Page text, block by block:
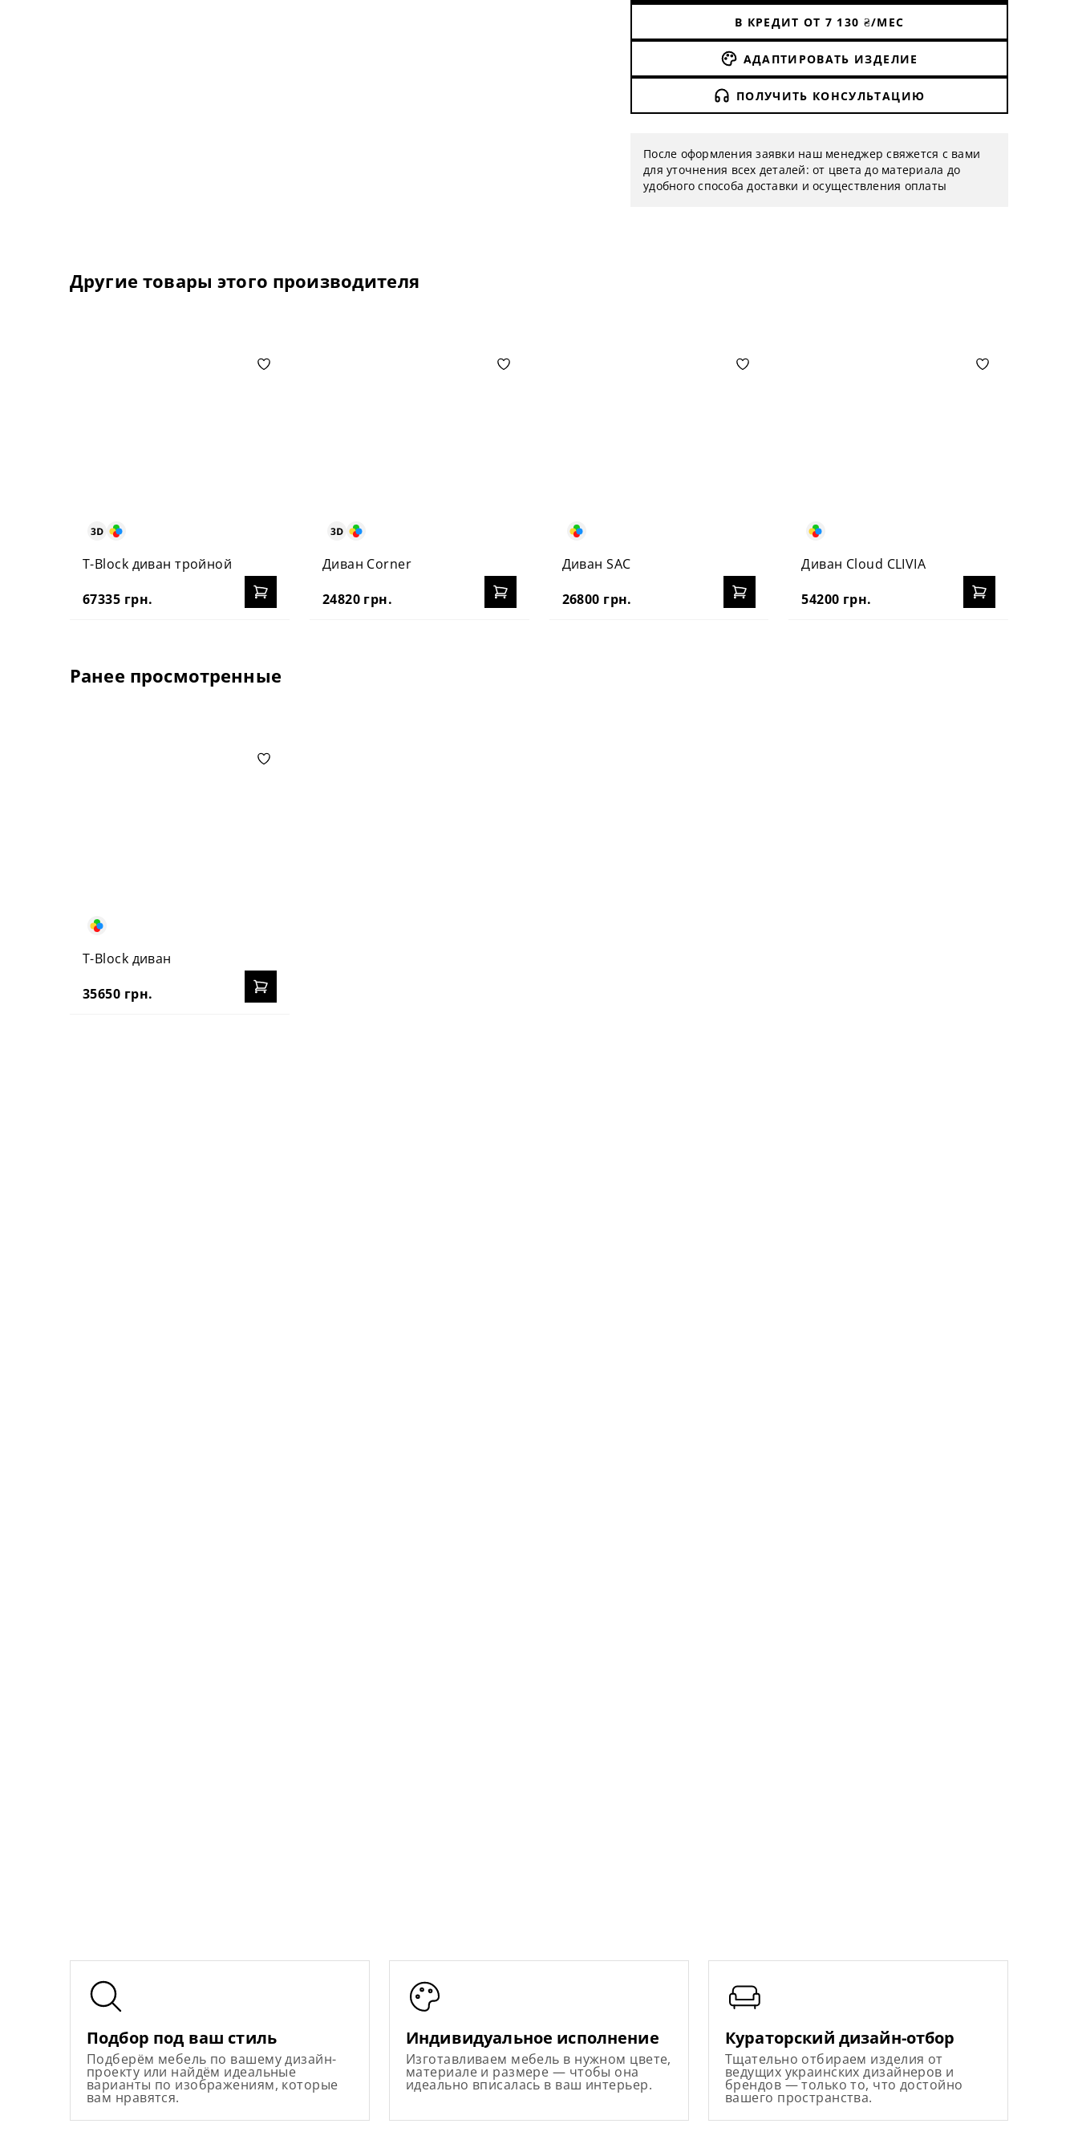
В КРЕДИТ ОТ 7 130 ₴/МЕС
АДАПТИРОВАТЬ ИЗДЕЛИЕ
ПОЛУЧИТЬ КОНСУЛЬТАЦИЮ
После оформления заявки наш менеджер свяжется с вами
для уточнения всех деталей: от цвета до материала до
удобного способа доставки и осуществления оплаты
Другие товары этого производителя
T-Block диван тройной
67335 грн.
Диван Corner
24820 грн.
Диван SAC
26800 грн.
Диван Cloud CLIVIA
54200 грн.
Ранее просмотренные
T-Block диван
35650 грн.
Подбор под ваш стиль
Подберём мебель по вашему дизайн-
проекту или найдём идеальные
варианты по изображениям, которые
вам нравятся.
Индивидуальное исполнение
Изготавливаем мебель в нужном цвете,
материале и размере — чтобы она
идеально вписалась в ваш интерьер.
Кураторский дизайн-отбор
Тщательно отбираем изделия от
ведущих украинских дизайнеров и
брендов — только то, что достойно
вашего пространства.